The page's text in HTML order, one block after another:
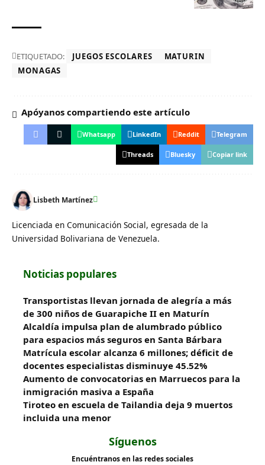
ETIQUETADO: JUEGOS ESCOLARES
MATURIN
MONAGAS
Apóyanos compartiendo este artículo
Whatsapp LinkedIn Reddit Telegram
Threads Bluesky Copiar link
Lisbeth Martínez
Licenciada en Comunicación Social, egresada de la
Universidad Bolivariana de Venezuela.
Noticias populares
Transportistas llevan jornada de alegría a más
de 300 niños de Guarapiche II en Maturín
Alcaldía impulsa plan de alumbrado público
para espacios más seguros en Santa Bárbara
Matrícula escolar alcanza 6 millones; déficit de
docentes especialistas disminuye 45.52%
Aumento de convocatorias en Marruecos para la
inmigración masiva a España
Tiroteo en escuela de Tailandia deja 9 muertos
incluida una menor
Síguenos
Encuéntranos en las redes sociales